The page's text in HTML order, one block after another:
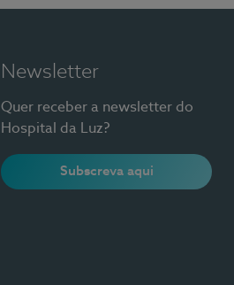
Newsletter
Quer receber a newsletter do
Hospital da Luz?
Subscreva aqui